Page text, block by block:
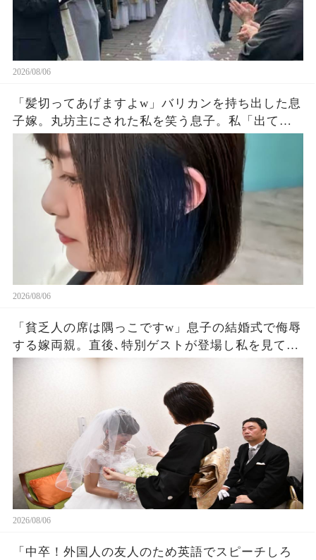
2026/08/06
「髪切ってあげますよw」バリカンを持ち出した息
子嫁。丸坊主にされた私を笑う息子。私「出てい
く…」息子夫婦「勝手にしろw」→翌朝、全財産を
持って姿を眩ませた結果…
2026/08/06
「貧乏人の席は隅っこですw」息子の結婚式で侮辱
する嫁両親。直後､特別ゲストが登場し私を見て
「社長！お元気そうで」嫁両親「え？」180度立場
2026/08/06
「中卒！外国人の友人のため英語でスピーチしろ